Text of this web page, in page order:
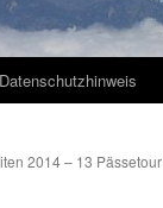
Datenschutzhinweis
2014 – 13 Pässetour